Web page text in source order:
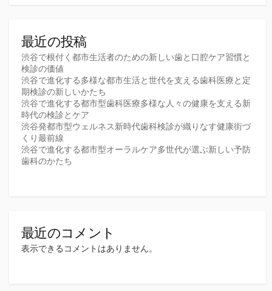
最近の投稿
渋谷で根付く都市生活者のための新しい歯と口腔ケア習慣と
検診の価値
渋谷で進化する多様な都市生活と世代を支える歯科医療と定
期検診の新しいかたち
渋谷で進化する都市型歯科医療多様な人々の健康を支える新
時代の検診とケア
渋谷発都市型ウェルネス新時代歯科検診が織りなす健康街づ
くり最前線
渋谷で進化する都市型オーラルケア多世代が選ぶ新しい予防
歯科のかたち
最近のコメント
表示できるコメントはありません。